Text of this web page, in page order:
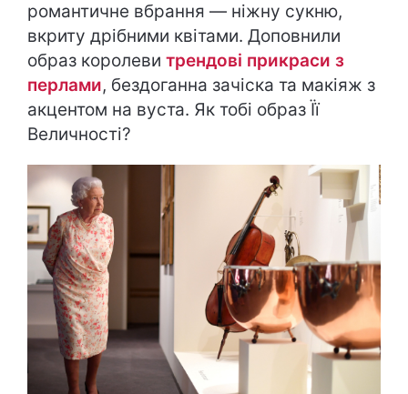
романтичне вбрання — ніжну сукню,
вкриту дрібними квітами. Доповнили
образ королеви трендові прикраси з
перлами, бездоганна зачіска та макіяж з
акцентом на вуста. Як тобі образ Її
Величності?